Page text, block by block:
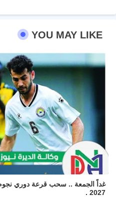
YOU MAY LIKE
2027 .